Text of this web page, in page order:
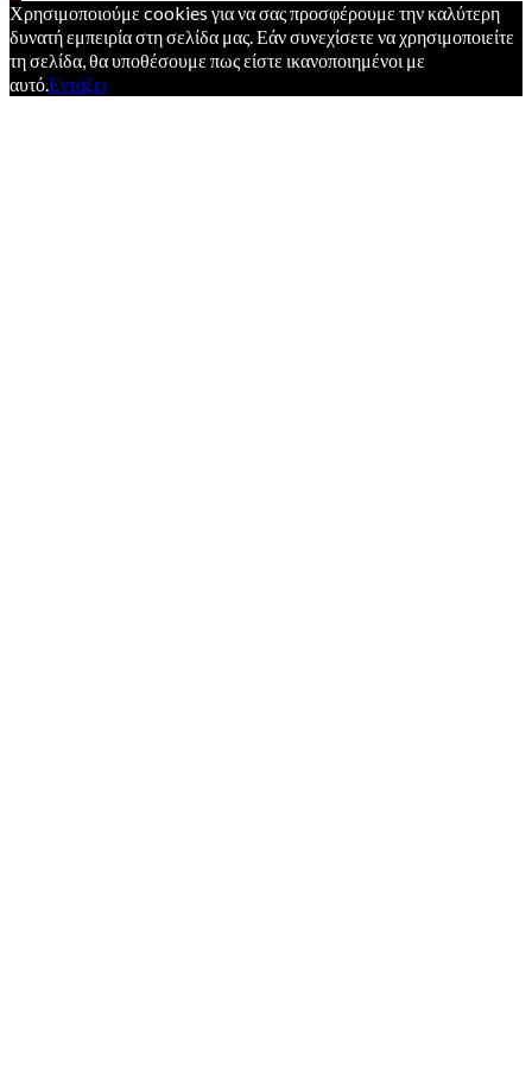
Χρησιμοποιούμε cookies για να σας προσφέρουμε την καλύτερη
δυνατή εμπειρία στη σελίδα μας. Εάν συνεχίσετε να χρησιμοποιείτε
τη σελίδα, θα υποθέσουμε πως είστε ικανοποιημένοι με
αυτό.Εντάξει